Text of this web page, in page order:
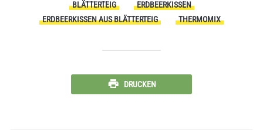
BLÄTTERTEIG
ERDBEERKISSEN
ERDBEERKISSEN AUS BLÄTTERTEIG
THERMOMIX
DRUCKEN